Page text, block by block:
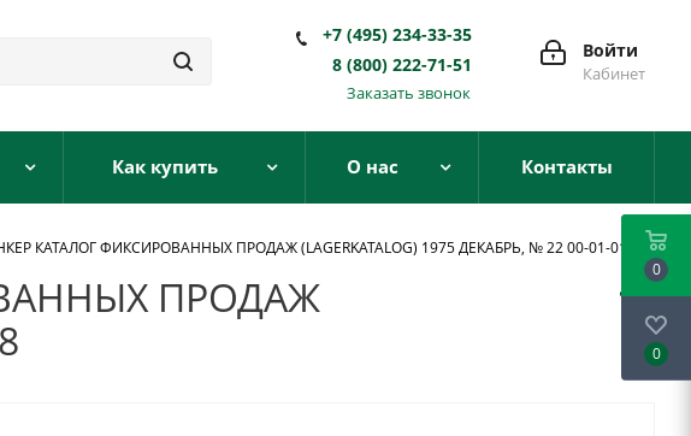
Войти
Кабинет
+7 (495) 234-33-35
8 (800) 222-71-51
Заказать звонок
Как купить О нас Контакты
КАТАЛОГ ФИКСИРОВАННЫХ ПРОДАЖ (LAGERKATALOG) 1975 ДЕКАБРЬ, № 22 00-01-01-18
ПРОДАЖ
0
0